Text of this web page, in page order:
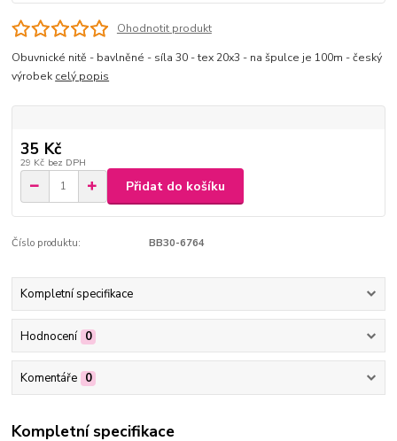
Ohodnotit produkt
Obuvnické nitě - bavlněné - síla 30 - tex 20x3 - na špulce je 100m - český
výrobek celý popis
35 Kč
29 Kč bez DPH
Přidat do košíku
Číslo produktu: BB30-6764
Kompletní specifikace
Hodnocení 0
Komentáře 0
Kompletní specifikace